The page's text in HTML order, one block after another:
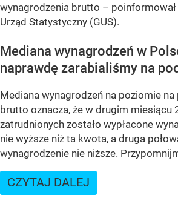
wynagrodzenia brutto –
Urząd Statystyczny (GUS).
Mediana wynagrodzeń w
naprawdę zarabialiśmy na
Mediana wynagrodzeń na poziomie
brutto oznacza, że w drugim miesiącu
zatrudnionych zostało wypłacone
nie wyższe niż ta kwota, a druga
wynagrodzenie nie niższe.
CZYTAJ DALEJ